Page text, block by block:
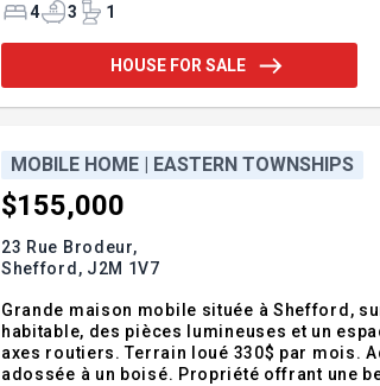
semaine, été comme
4 3 1
HOUSE FOR SALE
MOBILE HOME | EASTERN TOWNSHIPS
$155,000
23 Rue Brodeur,
Shefford, J2M 1V7
Grande maison mobile située à Shefford,
habitable, des pièces lumineuses et un
axes routiers. Terrain loué 330$ par mois.
adossée à un boisé. Propriété offrant une